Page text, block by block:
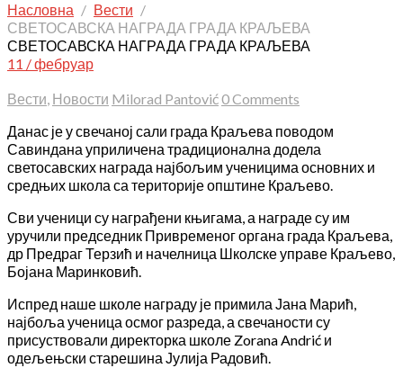
Насловна
Вести
СВЕТОСАВСКА НАГРАДА ГРАДА КРАЉЕВА
СВЕТОСАВСКА НАГРАДА ГРАДА КРАЉЕВА
11 / фебруар
Вести, Новости Milorad Pantović0 Comments
Данас је у свечаној сали града Краљева поводом
Савиндана уприличена традиционална додела
светосавских награда најбољим ученицима основних и
средњих школа са територије општине Краљево.
Сви ученици су награђени књигама, а награде су им
уручили председник Привременог органа града Краљева,
др Предраг Терзић и начелница Школске управе Краљево,
Бојана Маринковић.
Испред наше школе награду је примила Јана Марић,
најбоља ученица осмог разреда, а свечаности су
присуствовали директорка школе Zorana Andrić и
одељењски старешина Јулија Радовић.